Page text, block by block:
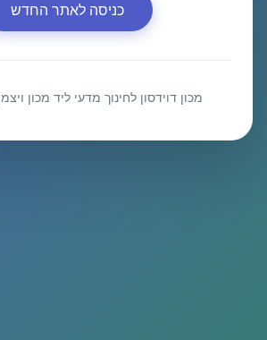
כניסה לאתר החדש
מכון דוידסון לחינוך מדעי ליד מכון